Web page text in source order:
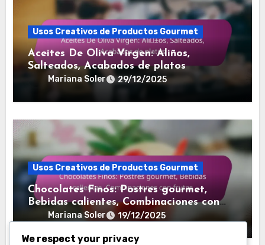
Usos Creativos de Productos Gourmet
Aceites De Oliva Virgen: Aliños,
Salteados, Acabados de platos
Mariana Soler 29/12/2025
Usos Creativos de Productos Gourmet
Chocolates Finos: Postres gourmet,
Bebidas calientes, Combinaciones con
frutasMariana Soler 19/12/2025
We respect your privacy